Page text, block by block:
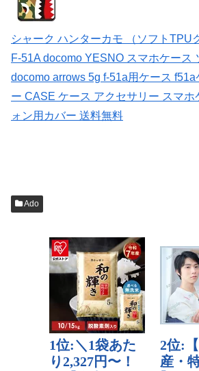
シャーク ハンターカモ （ソフトTPU
F-51A docomo YESNO スマホケース
docomo arrows 5g f-51a用ケース
ー CASE ケース アクセサリー スマホ
ォン用カバー 送料無料
Ado